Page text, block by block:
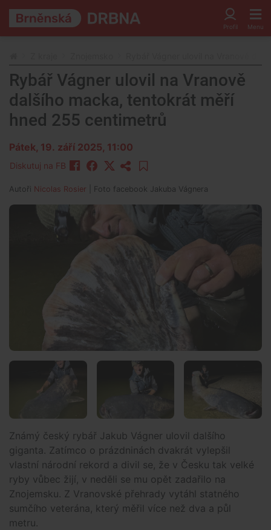
Rybář Vágner ulovil na Vranově
dalšího macka, tentokrát měří
hned 255 centimetrů
Pátek, 19. září 2025, 11:00
Diskutuj na FB
Autoři Nicolas Rosier | Foto facebook Jakuba Vágnera
Známý český rybář Jakub Vágner ulovil dalšího
giganta. Zatímco o prázdninách dvakrát vylepšil
vlastní národní rekord a divil se, že v Česku tak velké
ryby vůbec žijí, v neděli se mu opět zadařilo na
Znojemsku. Z Vranovské přehrady vytáhl statného
sumčího veterána, který měřil více než dva a půl
metru.